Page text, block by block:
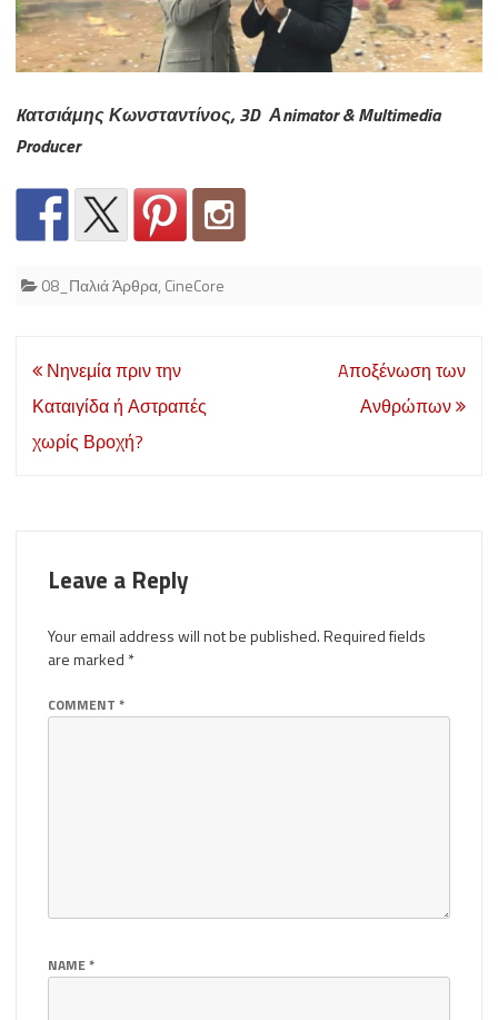
Kατσιάμης Κωνσταντίνος, 3D Αnimator & Multimedia
Producer
08_Παλιά Άρθρα, CineCore
Post
navigation
Νηνεμία πριν την
Καταιγίδα ή Αστραπές
χωρίς Βροχή?
Aποξένωση των
Ανθρώπων
Leave a Reply
Your email address will not be published.Required fields
are marked *
COMMENT *
NAME*